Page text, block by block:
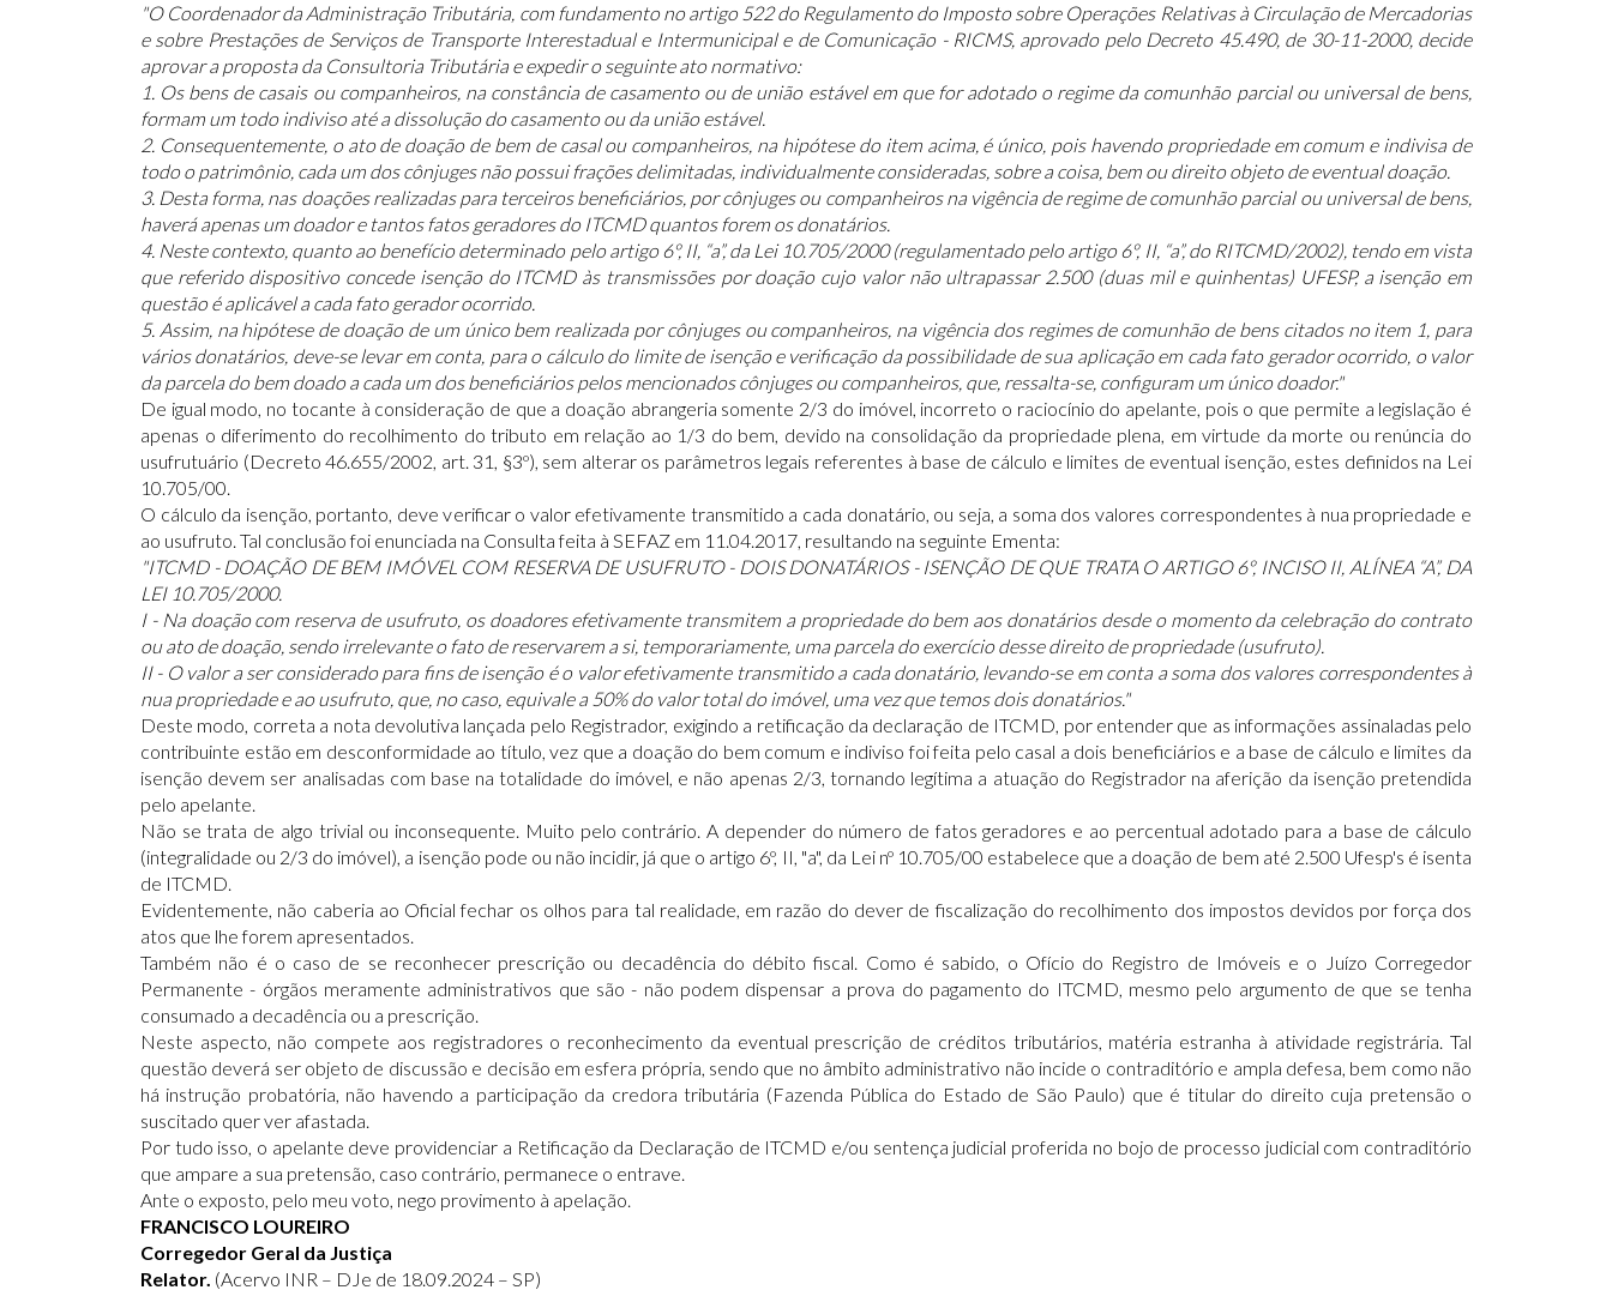
"O Coordenador da Administração Tributária, com fundamento no artigo 522 do Regulamento do Imposto sobre Operações Relativas à Circulação de Mercadorias
e sobre Prestações de Serviços de Transporte Interestadual e Intermunicipal e de Comunicação - RICMS, aprovado pelo Decreto 45.490, de 30-11-2000, decide
aprovar a proposta da Consultoria Tributária e expedir o seguinte ato normativo:
1. Os bens de casais ou companheiros, na constância de casamento ou de união estável em que for adotado o regime da comunhão parcial ou universal de bens,
formam um todo indiviso até a dissolução do casamento ou da união estável.
2. Consequentemente, o ato de doação de bem de casal ou companheiros, na hipótese do item acima, é único, pois havendo propriedade em comum e indivisa de
todo o patrimônio, cada um dos cônjuges não possui frações delimitadas, individualmente consideradas, sobre a coisa, bem ou direito objeto de eventual doação.
3. Desta forma, nas doações realizadas para terceiros beneficiários, por cônjuges ou companheiros na vigência de regime de comunhão parcial ou universal de bens,
haverá apenas um doador e tantos fatos geradores do ITCMD quantos forem os donatários.
4. Neste contexto, quanto ao benefício determinado pelo artigo 6º, II, “a”, da Lei 10.705/2000 (regulamentado pelo artigo 6º, II, “a”, do RITCMD/2002), tendo em vista
que referido dispositivo concede isenção do ITCMD às transmissões por doação cujo valor não ultrapassar 2.500 (duas mil e quinhentas) UFESP, a isenção em
questão é aplicável a cada fato gerador ocorrido.
5. Assim, na hipótese de doação de um único bem realizada por cônjuges ou companheiros, na vigência dos regimes de comunhão de bens citados no item 1, para
vários donatários, deve-se levar em conta, para o cálculo do limite de isenção e verificação da possibilidade de sua aplicação em cada fato gerador ocorrido, o valor
da parcela do bem doado a cada um dos beneficiários pelos mencionados cônjuges ou companheiros, que, ressalta-se, configuram um único doador."
De igual modo, no tocante à consideração de que a doação abrangeria somente 2/3 do imóvel, incorreto o raciocínio do apelante, pois o que permite a legislação é
apenas o diferimento do recolhimento do tributo em relação ao 1/3 do bem, devido na consolidação da propriedade plena, em virtude da morte ou renúncia do
usufrutuário (Decreto 46.655/2002, art. 31, §3º), sem alterar os parâmetros legais referentes à base de cálculo e limites de eventual isenção, estes definidos na Lei
10.705/00.
O cálculo da isenção, portanto, deve verificar o valor efetivamente transmitido a cada donatário, ou seja, a soma dos valores correspondentes à nua propriedade e
ao usufruto. Tal conclusão foi enunciada na Consulta feita à SEFAZ em 11.04.2017, resultando na seguinte Ementa:
"ITCMD - DOAÇÃO DE BEM IMÓVEL COM RESERVA DE USUFRUTO - DOIS DONATÁRIOS - ISENÇÃO DE QUE TRATA O ARTIGO 6º, INCISO II, ALÍNEA “A”, DA
LEI 10.705/2000.
I - Na doação com reserva de usufruto, os doadores efetivamente transmitem a propriedade do bem aos donatários desde o momento da celebração do contrato
ou ato de doação, sendo irrelevante o fato de reservarem a si, temporariamente, uma parcela do exercício desse direito de propriedade (usufruto).
II - O valor a ser considerado para fins de isenção é o valor efetivamente transmitido a cada donatário, levando-se em conta a soma dos valores correspondentes à
nua propriedade e ao usufruto, que, no caso, equivale a 50% do valor total do imóvel, uma vez que temos dois donatários."
Deste modo, correta a nota devolutiva lançada pelo Registrador, exigindo a retificação da declaração de ITCMD, por entender que as informações assinaladas pelo
contribuinte estão em desconformidade ao título, vez que a doação do bem comum e indiviso foi feita pelo casal a dois beneficiários e a base de cálculo e limites da
isenção devem ser analisadas com base na totalidade do imóvel, e não apenas 2/3, tornando legítima a atuação do Registrador na aferição da isenção pretendida
pelo apelante.
Não se trata de algo trivial ou inconsequente. Muito pelo contrário. A depender do número de fatos geradores e ao percentual adotado para a base de cálculo
(integralidade ou 2/3 do imóvel), a isenção pode ou não incidir, já que o artigo 6º, II, "a", da Lei nº 10.705/00 estabelece que a doação de bem até 2.500 Ufesp's é isenta
de ITCMD.
Evidentemente, não caberia ao Oficial fechar os olhos para tal realidade, em razão do dever de fiscalização do recolhimento dos impostos devidos por força dos
atos que lhe forem apresentados.
Também não é o caso de se reconhecer prescrição ou decadência do débito fiscal. Como é sabido, o Ofício do Registro de Imóveis e o Juízo Corregedor
Permanente - órgãos meramente administrativos que são - não podem dispensar a prova do pagamento do ITCMD, mesmo pelo argumento de que se tenha
consumado a decadência ou a prescrição.
Neste aspecto, não compete aos registradores o reconhecimento da eventual prescrição de créditos tributários, matéria estranha à atividade registrária. Tal
questão deverá ser objeto de discussão e decisão em esfera própria, sendo que no âmbito administrativo não incide o contraditório e ampla defesa, bem como não
há instrução probatória, não havendo a participação da credora tributária (Fazenda Pública do Estado de São Paulo) que é titular do direito cuja pretensão o
suscitado quer ver afastada.
Por tudo isso, o apelante deve providenciar a Retificação da Declaração de ITCMD e/ou sentença judicial proferida no bojo de processo judicial com contraditório
que ampare a sua pretensão, caso contrário, permanece o entrave.
Ante o exposto, pelo meu voto, nego provimento à apelação.
FRANCISCO LOUREIRO
Corregedor Geral da Justiça
Relator. (Acervo INR – DJe de 18.09.2024 – SP)